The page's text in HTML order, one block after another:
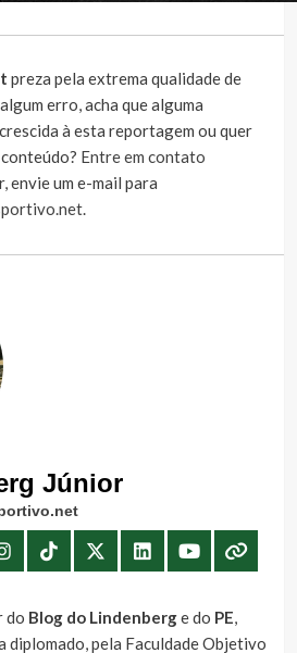
preza pela extrema qualidade de
erro, acha que alguma
à esta reportagem ou quer
Entre em contato
envie um e-mail para
.
Júnior
do Blog do Lindenberge do PE,
diplomado, pela Faculdade Objetivo